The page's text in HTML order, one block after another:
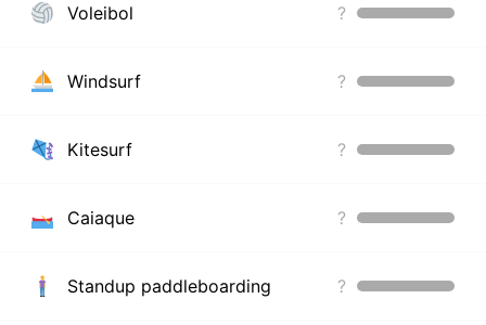
Voleibol ?
Windsurf ?
Kitesurf ?
Caiaque ?
Standup paddleboarding ?